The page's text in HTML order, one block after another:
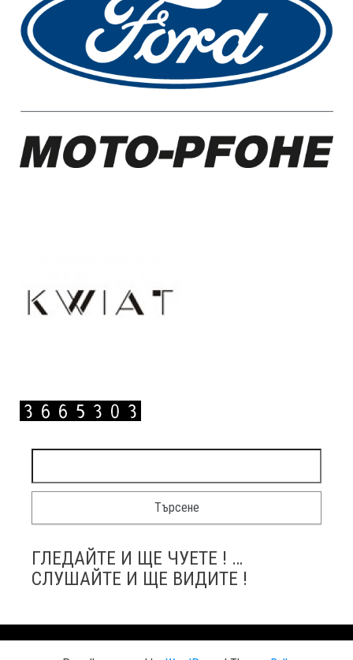
ГЛЕДАЙТЕ И ЩЕ ЧУЕТЕ ! …
СЛУШАЙТЕ И ЩЕ ВИДИТЕ !